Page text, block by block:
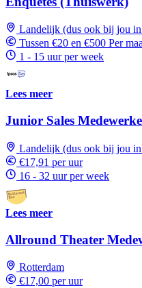
Landelijk (dus ook bij jou
Tussen €20 en €500 Per
1 - 15 uur per week
Lees meer
Junior Sales
Landelijk (dus ook bij jou
€17,91 per uur
16 - 32 uur per week
Lees meer
Allround Theater
Rotterdam
€17,00 per uur